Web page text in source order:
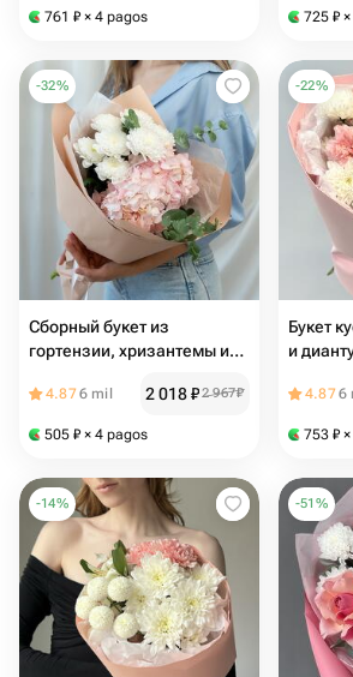
761 ₽ × 4 pagos 725 ₽
-32%
Сборный букет из
гортензии, хризантемы и
4.876 mil 2 018₽2 967₽
505 ₽ × 4 pagos
-22%
Букет
и
4.876
753 ₽
-14% -51 %